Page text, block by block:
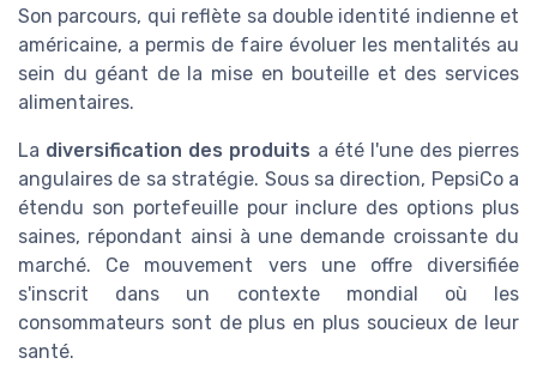
Son parcours, qui reflète sa double identité indienne et
américaine, a permis de faire évoluer les mentalités au
sein du géant de la mise en bouteille et des services
alimentaires.
La diversification des produits a été l'une des pierres
angulaires de sa stratégie. Sous sa direction, PepsiCo a
étendu son portefeuille pour inclure des options plus
saines, répondant ainsi à une demande croissante du
marché. Ce mouvement vers une offre diversifiée
s'inscrit dans un contexte mondial où les
consommateurs sont de plus en plus soucieux de leur
santé.